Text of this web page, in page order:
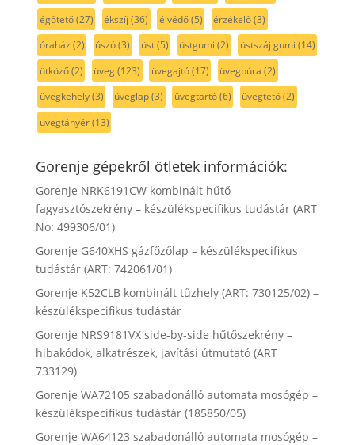
égőtető(27) ékszíj (36) élvédő(5) érzékelő(3)
óraház (2) úszó(3) üst(5) üstgumi (2) üstszáj gumi (14)
ütköző(2) üveg(123) üvegajtó(17) üvegbúra (2)
üvegkehely(3) üveglap(3) üvegtartó(6) üvegtető(2)
üvegtányér(13)
Gorenje gépekről ötletek információk:
Gorenje NRK6191CW kombinált hűtő-
fagyasztószekrény – készülékspecifikus tudástár (ART
No: 499306/01)
Gorenje G640XHS gázfőzőlap – készülékspecifikus
tudástár (ART: 742061/01)
Gorenje K52CLB kombinált tűzhely (ART: 730125/02) –
készülékspecifikus tudástár
Gorenje NRS9181VX side-by-side hűtőszekrény –
hibakódok, alkatrészek, javítási útmutató (ART
733129)
Gorenje WA72105 szabadonálló automata mosógép –
készülékspecifikus tudástár (185850/05)
Gorenje WA64123 szabadonálló automata mosógép –